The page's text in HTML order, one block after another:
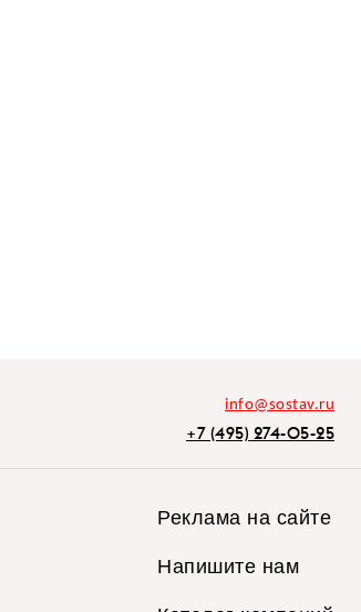
info@sostav.ru
+7 (495) 274-05-25
Реклама на сайте
Напишите нам